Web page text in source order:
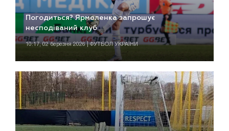
Погодиться? Ярмоленка запрошує
несподіваний клуб
10:17, 02 березня 2026 | ФУТБОЛ УКРАЇНИ